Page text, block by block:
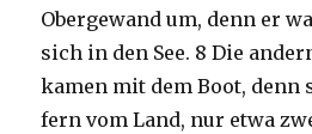
Obergewand um, denn er
sich in den See. 8 Die
kamen mit dem Boot, denn
fern vom Land, nur etwa